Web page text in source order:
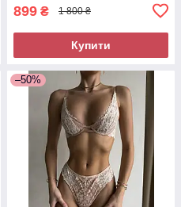
899 ₴ 1 800 ₴
Купити
–50%